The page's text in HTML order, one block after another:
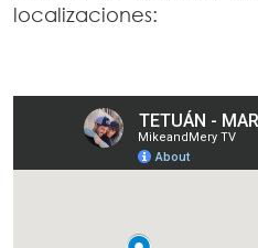
localizaciones: